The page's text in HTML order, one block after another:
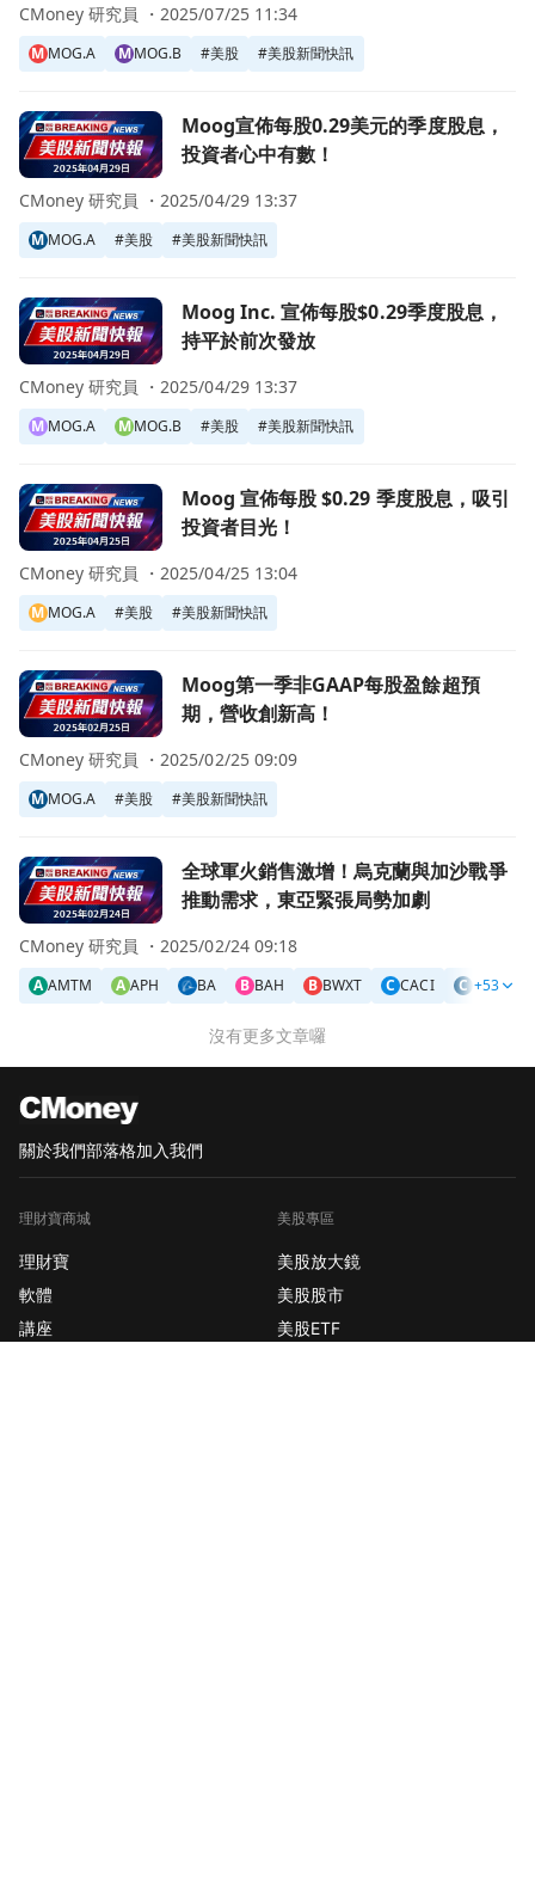
M MOG.A MMOG.B #美股 #美股新聞快訊
CMoney 研究員 ・2025/07/25 11:34
前往Moog宣佈每股0.29美元的季度股息，投資者心中有數！
Moog宣佈每股0.29美元的季度股息，
投資者心中有數！
M MOG.A #美股 #美股新聞快訊
CMoney 研究員 ・2025/04/29 13:37
前往Moog Inc. 宣佈每股$0.29季度股息，持平於前次發放頁
Moog Inc. 宣佈每股$0.29季度股息，
持平於前次發放
M MOG.A MMOG.B #美股 #美股新聞快訊
CMoney 研究員 ・2025/04/29 13:37
前往Moog 宣佈每股 $0.29 季度股息，吸引投資者目光！頁面
Moog 宣佈每股 $0.29 季度股息，吸引
投資者目光！
M MOG.A #美股 #美股新聞快訊
CMoney 研究員 ・2025/04/25 13:04
前往Moog第一季非GAAP每股盈餘超預期，營收創新高！頁
Moog第一季非GAAP每股盈餘超預
期，營收創新高！
M MOG.A #美股 #美股新聞快訊
CMoney 研究員 ・2025/02/25 09:09
前往全球軍火銷售激增！烏克蘭與加沙戰爭推動需求，東亞
全球軍火銷售激增！烏克蘭與加沙戰爭
推動需求，東亞緊張局勢加劇
A AMTM A APH BA B BAH B BWXT C CACI C CAE
+53
CMoney 研究員 ・2025/02/24 09:18
沒有更多文章囉
關於我們部落格加入我們
理財寶商城
理財寶
軟體
講座
美股專區
美股放大鏡
美股股市
美股ETF